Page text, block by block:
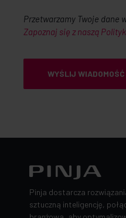
Przetwarzamy Twoje dane
Zapoznaj się z naszą
Pinja dostarcza
sztuczną inteligencję,